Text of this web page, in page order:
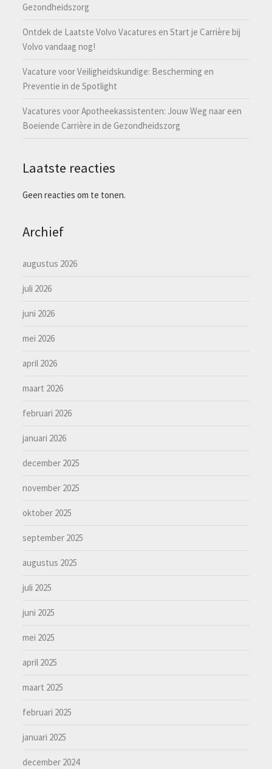
Gezondheidszorg
Ontdek de Laatste Volvo Vacatures en Start je Carrière bij
Volvo vandaag nog!
Vacature voor Veiligheidskundige: Bescherming en
Preventie in de Spotlight
Vacatures voor Apotheekassistenten: Jouw Weg naar een
Boeiende Carrière in de Gezondheidszorg
Laatste reacties
Geen reacties om te tonen.
Archief
augustus 2026
juli 2026
juni 2026
mei 2026
april 2026
maart 2026
februari 2026
januari 2026
december 2025
november 2025
oktober 2025
september 2025
augustus 2025
juli 2025
juni 2025
mei 2025
april 2025
maart 2025
februari 2025
januari 2025
december 2024